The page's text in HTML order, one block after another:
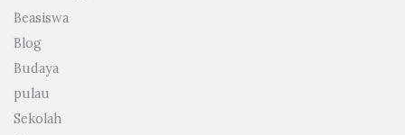
Beasiswa
Blog
Budaya
pulau
Sekolah